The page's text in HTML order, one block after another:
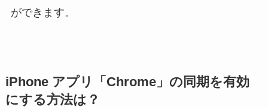
ができます。
iPhone アプリ「Chrome」の同期を有効
にする方法は？